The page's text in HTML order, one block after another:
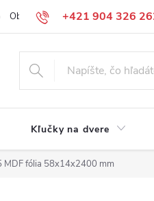
+421 904 326
Obchodné podmienky
Kľučky na dvere
MDF fólia 58x14x2400 mm